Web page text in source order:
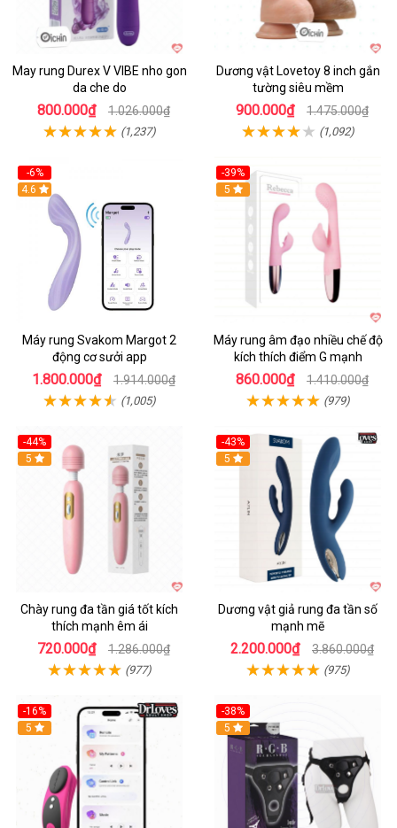
May rung Durex V VIBE nho gon
da che do
800.000₫ 1.026.000₫
(1,237)
Dương vật Lovetoy 8 inch gắn
tường siêu mềm
900.000₫ 1.475.000₫
(1,092)
-6%
4.6
Máy rung Svakom Margot 2
động cơ sưởi app
1.800.000₫ 1.914.000₫
(1,005)
-39%
Hot
5
Máy rung âm đạo nhiều chế độ
kích thích điểm G mạnh
860.000₫ 1.410.000₫
(979)
-44%
Hot
5
Chày rung đa tần giá tốt kích
thích mạnh êm ái
720.000₫ 1.286.000₫
(977)
-43%
Hot
5
Dương vật giả rung đa tần số
mạnh mẽ
2.200.000₫ 3.860.000₫
(975)
-16%
Hot
5
-38%
Hot
5